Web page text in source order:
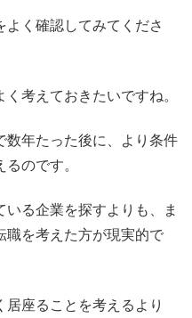
よく確認してみてくださ
考えておきたいですね。
数年たった後に、より条件
のです。
る企業を探すよりも、ま
職を考えた方が現実的で
座ることを考えるより